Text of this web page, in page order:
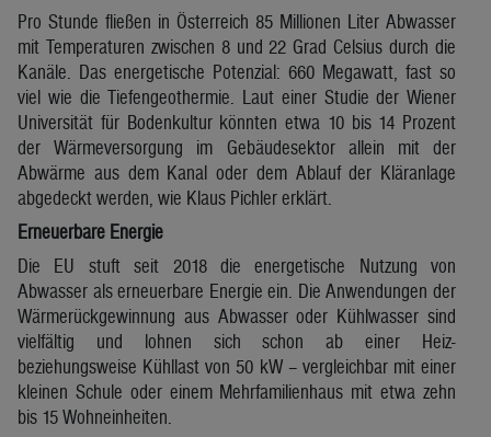
Pro Stunde fließen in Österreich 85 Millionen Liter Abwasser
mit Temperaturen zwischen 8 und 22 Grad Celsius durch die
Kanäle. Das energetische Potenzial: 660 Megawatt, fast so
viel wie die Tiefengeothermie. Laut einer Studie der Wiener
Universität für Bodenkultur könnten etwa 10 bis 14 Prozent
der Wärmeversorgung im Gebäudesektor allein mit der
Abwärme aus dem Kanal oder dem Ablauf der Kläranlage
abgedeckt werden, wie Klaus Pichler erklärt.
Erneuerbare Energie
Die EU stuft seit 2018 die energetische Nutzung von
Abwasser als erneuerbare Energie ein. Die Anwendungen der
Wärmerückgewinnung aus Abwasser oder Kühlwasser sind
vielfältig und lohnen sich schon ab einer Heiz-
beziehungsweise Kühllast von 50 kW – vergleichbar mit einer
kleinen Schule oder einem Mehrfamilienhaus mit etwa zehn
bis 15 Wohneinheiten.